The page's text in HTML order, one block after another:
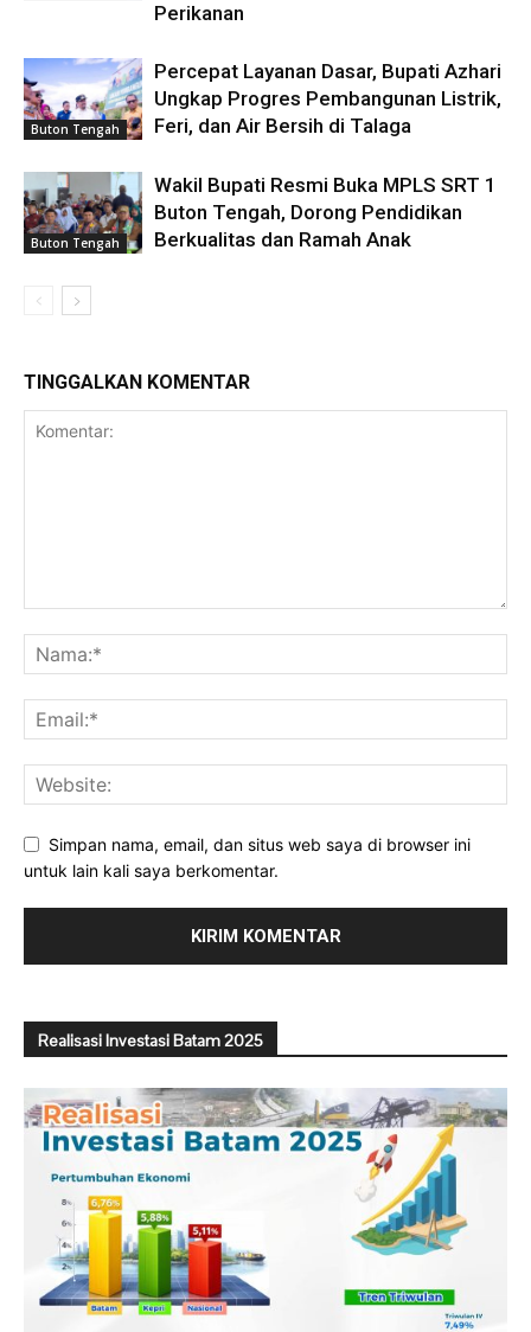
Perikanan
Buton Tengah
Percepat Layanan Dasar, Bupati Azhari
Ungkap Progres Pembangunan Listrik,
Feri, dan Air Bersih di Talaga
Buton Tengah
Wakil Bupati Resmi Buka MPLS SRT 1
Buton Tengah, Dorong Pendidikan
Berkualitas dan Ramah Anak
TINGGALKAN KOMENTAR
Simpan nama, email, dan situs web saya di browser ini
untuk lain kali saya berkomentar.
Realisasi Investasi Batam 2025